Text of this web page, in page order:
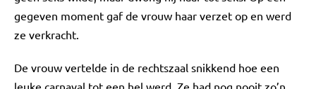
gegeven moment gaf de vrouw haar verzet op en werd
ze verkracht.
De vrouw vertelde in de rechtszaal snikkend hoe een
leuke carnaval tot een hel werd. Ze had nog nooit zo’n